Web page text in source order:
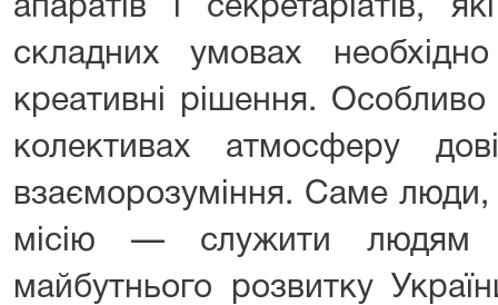
апаратів і секретаріатів,
складних умовах
креативні рішення.
колективах атмосферу
взаєморозуміння. Саме люди,
місію — служити людям
майбутнього розвитку